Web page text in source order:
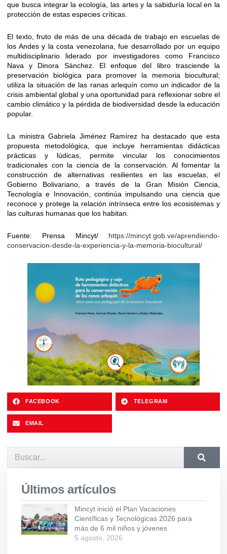
que busca integrar la ecología, las artes y la sabiduría local en la
protección de estas especies críticas.
El texto, fruto de más de una década de trabajo en escuelas de
los Andes y la costa venezolana, fue desarrollado por un equipo
multidisciplinario liderado por investigadores como Francisco
Nava y Dinora Sánchez. El enfoque del libro trasciende la
preservación biológica para promover la memoria biocultural;
utiliza la situación de las ranas arlequín como un indicador de la
crisis ambiental global y una oportunidad para reflexionar sobre el
cambio climático y la pérdida de biodiversidad desde la educación
popular.
La ministra Gabriela Jiménez Ramírez ha destacado que esta
propuesta metodológica, que incluye herramientas didácticas
prácticas y lúdicas, permite vincular los conocimientos
tradicionales con la ciencia de la conservación. Al fomentar la
construcción de alternativas resilientes en las escuelas, el
Gobierno Bolivariano, a través de la Gran Misión Ciencia,
Tecnología e Innovación, continúa impulsando una ciencia que
reconoce y protege la relación intrínseca entre los ecosistemas y
las culturas humanas que los habitan.
Fuente: Prensa Mincyt/ https://mincyt.gob.ve/aprendiendo-
conservacion-desde-la-experiencia-y-la-memoria-biocultural/
FACEBOOK TELEGRAM
EMAIL
Últimos artículos
Mincyt inició el Plan Vacaciones
Científicas y Tecnológicas 2026 para
más de 6 mil niños y jóvenes
5 agosto, 2026